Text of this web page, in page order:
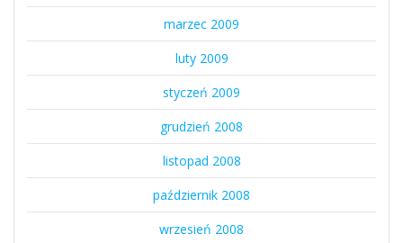
marzec 2009
luty 2009
styczeń 2009
grudzień 2008
listopad 2008
październik 2008
wrzesień 2008